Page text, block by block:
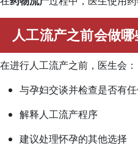
人工流产之前会做哪
在进行人工流产之前，医生会：
与孕妇交谈并检查是否有
解释人工流产程序
建议处理怀孕的其他选择